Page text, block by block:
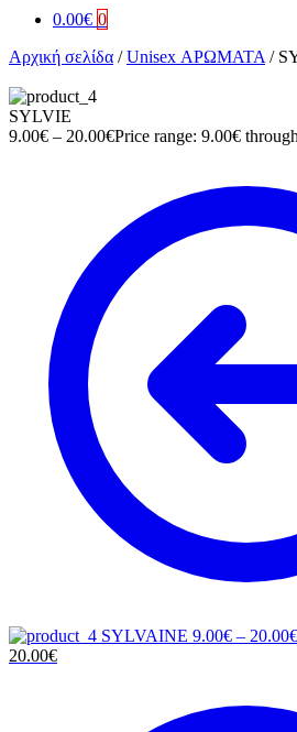
0.00€ 0
Αρχική σελίδα /Unisex ΑΡΩΜΑΤΑ /
SYLVIE
9.00€ – 20.00€Price range: 9.00€
SYLVAINE 9.00€ – 20.00€
20.00€